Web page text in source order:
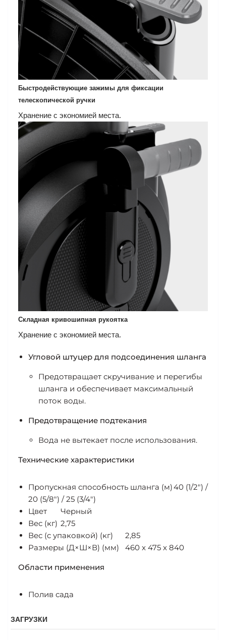
Быстродействующие зажимы для фиксации
телескопической ручки
Хранение с экономией места.
Складная кривошипная рукоятка
Хранение с экономией места.
Угловой штуцер для подсоединения шланга
Предотвращает скручивание и перегибы
шланга и обеспечивает максимальный
поток воды.
Предотвращение подтекания
Вода не вытекает после использования.
Технические характеристики
Пропускная способность шланга (м)40 (1/2") /
20 (5/8") / 25 (3/4")
Цвет
Черный
Вес (кг) 2,75
Вес (с упаковкой) (кг)
2,85
Размеры (Д×Ш×В) (мм)
460 x 475 x 840
Области применения
Полив сада
ЗАГРУЗКИ